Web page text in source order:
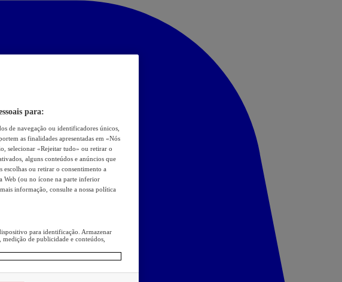
para:
de navegação ou identificadores únicos,
as finalidades apresentadas em «Nós
selecionar «Rejeitar tudo» ou retirar o
alguns conteúdos e anúncios que
escolhas ou retirar o consentimento a
Web (ou no ícone na parte inferior
informação, consulte a nossa política
para identificação. Armazenar
de publicidade e conteúdos,